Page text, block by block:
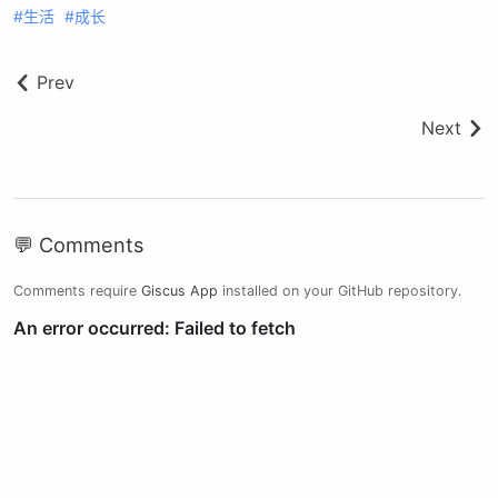
生活 成长
Prev
Next
💬 Comments
Comments require Giscus App installed on your GitHub repository.